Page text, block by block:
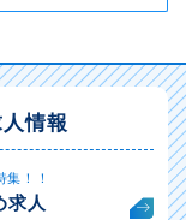
情報
！！
人